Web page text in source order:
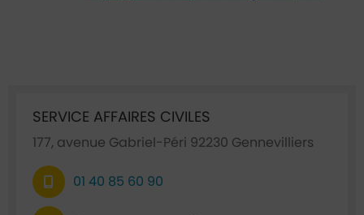
SERVICE AFFAIRES CIVILES
177, avenue Gabriel-Péri 92230 Gennevilliers
01 40 85 60 90